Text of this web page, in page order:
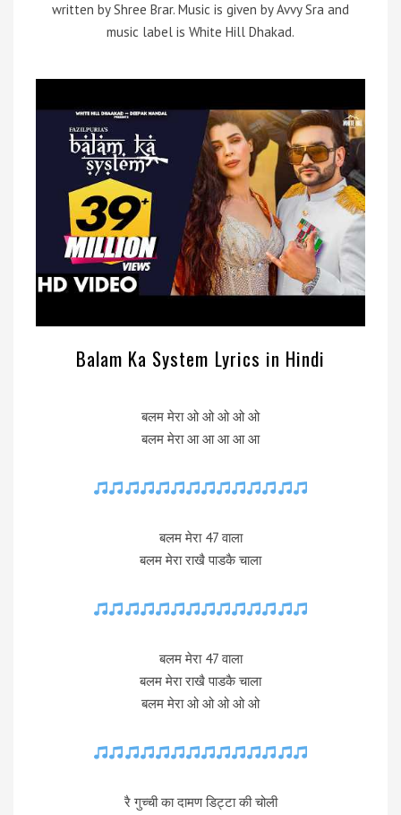
written by Shree Brar. Music is given by Avvy Sra and
music label is White Hill Dhakad.
Balam Ka System Lyrics in Hindi
बलम मेरा ओ ओ ओ ओ ओ
बलम मेरा आ आ आ आ आ
बलम मेरा 47 वाला
बलम मेरा राखै पाडकै चाला
बलम मेरा 47 वाला
बलम मेरा राखै पाडकै चाला
बलम मेरा ओ ओ ओ ओ ओ
रै गुच्ची का दामण डिट्टा की चोली